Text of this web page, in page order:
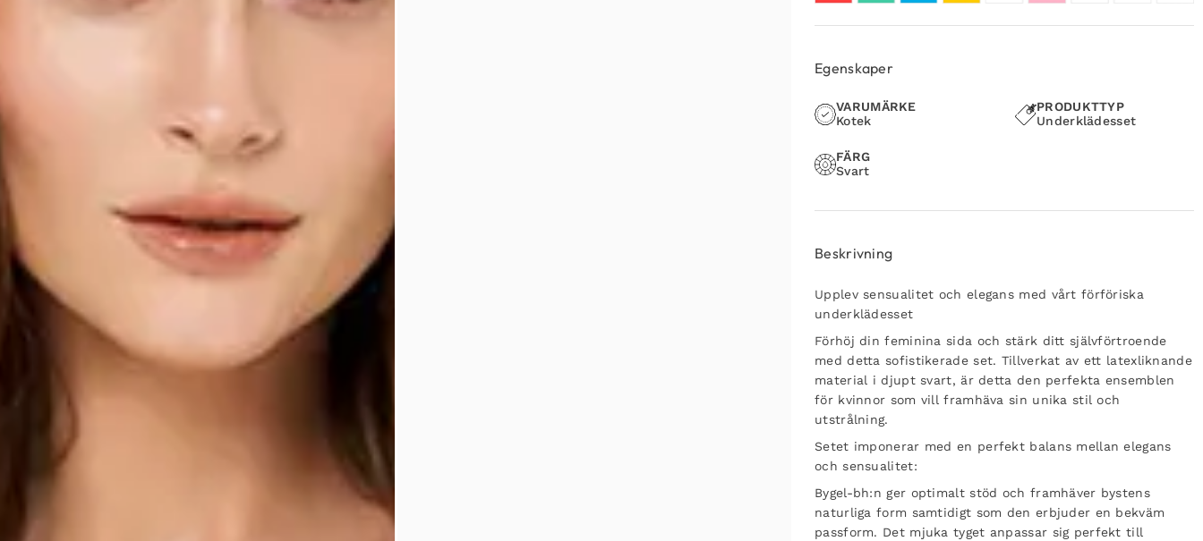
Egenskaper
VARUMÄRKE
Kotek
PRODUKTTYP
Underklädesset
FÄRG
Svart
Beskrivning
Upplev sensualitet och elegans med vårt förföriska
underklädesset
Förhöj din feminina sida och stärk ditt självförtroende
med detta sofistikerade set. Tillverkat av ett latexliknande
material i djupt svart, är detta den perfekta ensemblen
för kvinnor som vill framhäva sin unika stil och
utstrålning.
Setet imponerar med en perfekt balans mellan elegans
och sensualitet:
Bygel-bh:n ger optimalt stöd och framhäver bystens
naturliga form samtidigt som den erbjuder en bekväm
passform. Det mjuka tyget anpassar sig perfekt till